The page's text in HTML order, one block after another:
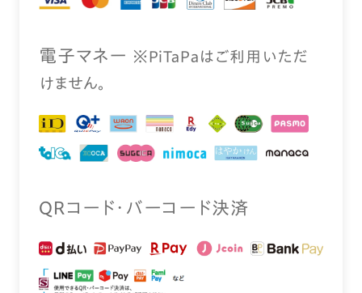
電⼦マネー ※PiTaPaはご利⽤いただ
けません。
QRコード・バーコード決済